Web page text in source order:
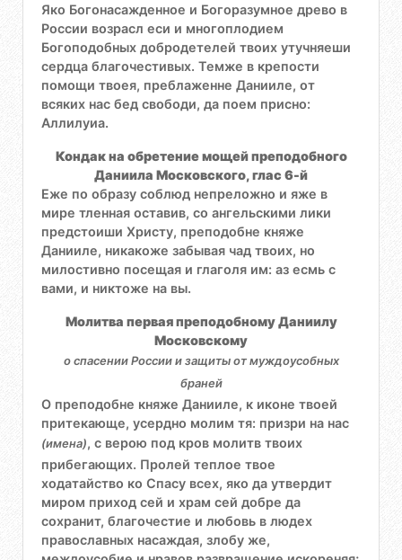
Яко Богонасажденное и Богоразумное древо в
России возрасл еси и многоплодием
Богоподобных добродетелей твоих утучняеши
сердца благочестивых. Темже в крепости
помощи твоея, преблаженне Данииле, от
всяких нас бед свободи, да поем присно:
Аллилуиа.
Кондак на обретение мощей преподобного
Даниила Московского, глас 6-й
Еже по образу соблюд непреложно и яже в
мире тленная оставив, со ангельскими лики
предстоиши Христу, преподобне княже
Данииле, никакоже забывая чад твоих, но
милостивно посещая и глаголя им: аз есмь с
вами, и никтоже на вы.
Молитва первая преподобному Даниилу
Московскому
о спасении России и защиты от муждоусобных
браней
О преподобне княже Данииле, к иконе твоей
притекающе, усердно молим тя: призри на нас
(имена), с верою под кров молитв твоих
прибегающих. Пролей теплое твое
ходатайство ко Спасу всех, яко да утвердит
миром приход сей и храм сей добре да
сохранит, благочестие и любовь в людех
православных насаждая, злобу же,